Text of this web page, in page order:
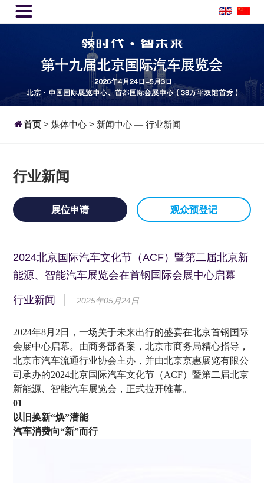

首页 > 媒体中心 > 新闻中心 —行业新闻
行业新闻
展位申请 观众预登记
2024北京国际汽车文化节（ACF）暨第二届北京新
能源、智能汽车展览会在首钢国际会展中心启幕
行业新闻 2025年05月24日
2024年8月2日，一场关于未来出行的盛宴在北京首钢国际
会展中心启幕。由商务部备案，北京市商务局精心指导，
北京市汽车流通行业协会主办，并由北京京惠展览有限公
司承办的2024北京国际汽车文化节（ACF）暨第二届北京
新能源、智能汽车展览会，正式拉开帷幕。
01
以旧换新“焕”潜能
汽车消费向“新”而行